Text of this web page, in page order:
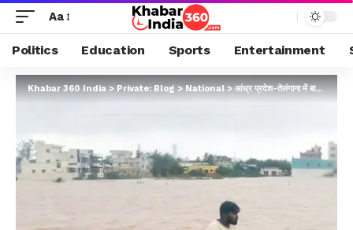
Aa
Politics Education Sports Entertainment
Khabar 360 India>Private: Blog>National>आंध्र प्रदेश-तेलंगाना में बारिश का कहर, अब तक 31 लोगों ने गंवाई जान